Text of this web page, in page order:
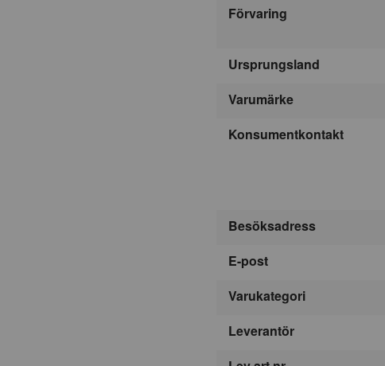
Förvaring
Ursprungsland
Varumärke
Konsumentkontakt
Besöksadress
E-post
Varukategori
Leverantör